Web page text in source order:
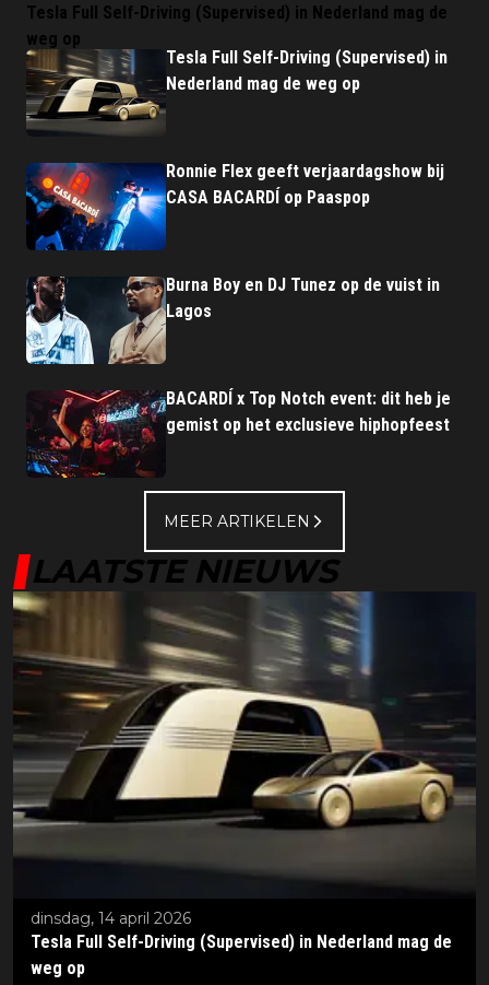
Tesla Full Self-Driving (Supervised) in Nederland mag de
weg op
Tesla Full Self-Driving (Supervised) in
Nederland mag de weg op
Ronnie Flex geeft verjaardagshow bij
CASA BACARDÍ op Paaspop
Burna Boy en DJ Tunez op de vuist in
Lagos
BACARDÍ x Top Notch event: dit heb je
gemist op het exclusieve hiphopfeest
MEER ARTIKELEN
LAATSTE NIEUWS
Tesla Full Self-Driving (Supervised) in Nederland mag de
weg op
dinsdag, 14 april 2026